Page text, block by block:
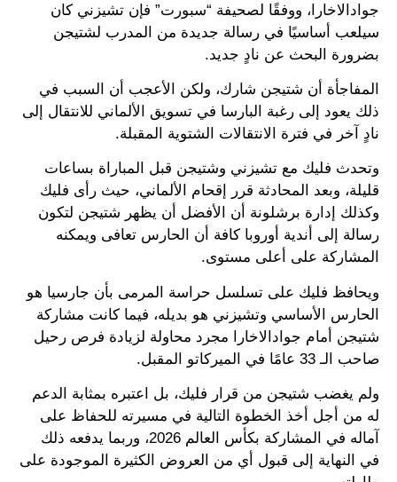
جوادالاخارا، ووفقًا لصحيفة “سبورت” فإن تشيزني كان
سيلعب أساسيًا في رسالة جديدة من المدرب لشتيجن
بضرورة البحث عن نادٍ جديد.
المفاجأة أن شتيجن شارك، ولكن الأعجب أن السبب في
ذلك يعود إلى رغبة البارسا في تسويق الألماني للانتقال إلى
نادٍ آخر في فترة الانتقالات الشتوية المقبلة.
وتحدث فليك مع تشيزني وشتيجن قبل المباراة بساعات
قليلة، وبعد المحادثة قرر إقحام الألماني، حيث رأى فليك
وكذلك إدارة برشلونة أن الأفضل أن يظهر شتيجن لتكون
رسالة إلى أندية أوروبا كافة أن الحارس تعافى ويمكنه
المشاركة على أعلى مستوى.
ويحافظ فليك على تسلسل حراسة المرمى بأن جارسيا هو
الحارس الأساسي وتشيزني هو بديله، فيما كانت مشاركة
شتيجن أمام جوادالاخارا مجرد محاولة لزيادة فرص رحيل
صاحب الـ 33 عامًا في الميركاتو المقبل.
ولم يغضب شتيجن من قرار فليك، بل اعتبره بمثابة الدعم
له من أجل أخذ الخطوة التالية في مسيرته للحفاظ على
آماله في المشاركة بكأس العالم 2026، وربما يدفعه ذلك
في النهاية إلى قبول أي من العروض الكثيرة الموجودة على